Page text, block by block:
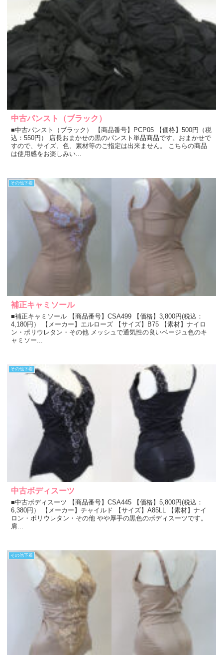
中古パンスト（ブラック）
■中古パンスト（ブラック） 【商品番号】PCP05 【価格】500円（税
込：550円） 店長おまかせの黒のパンスト単品商品です。おまかせで
すので、サイズ、色、素材等のご指定は出来ません。 こちらの商品
は使用感をお楽しみい...
その他下着
補正キャミソール
■補正キャミソール 【商品番号】CSA499 【価格】3,800円(税込：
4,180円） 【メーカー】エルローズ 【サイズ】B75 【素材】ナイロ
ン・ポリウレタン・その他 メッシュで通気性の良いベージュ色のキ
ャミソー...
その他下着
中古ボディスーツ
■中古ボディスーツ 【商品番号】CSA445 【価格】5,800円(税込：
6,380円） 【メーカー】チャイルド 【サイズ】A85LL 【素材】ナイ
ロン・ポリウレタン・その他 やや厚手の黒色のボディスーツです。
肩...
その他下着